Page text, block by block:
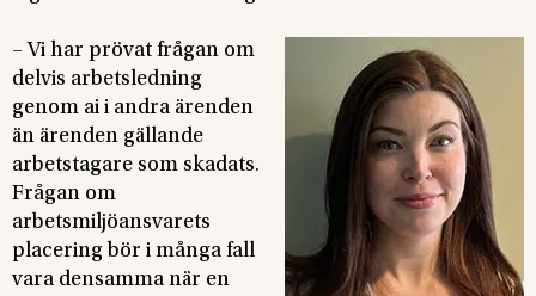
– Vi har prövat frågan om
delvis arbetsledning
genom ai i andra ärenden
än ärenden gällande
arbetstagare som skadats.
Frågan om
arbetsmiljöansvarets
placering bör i många fall
vara densamma när en